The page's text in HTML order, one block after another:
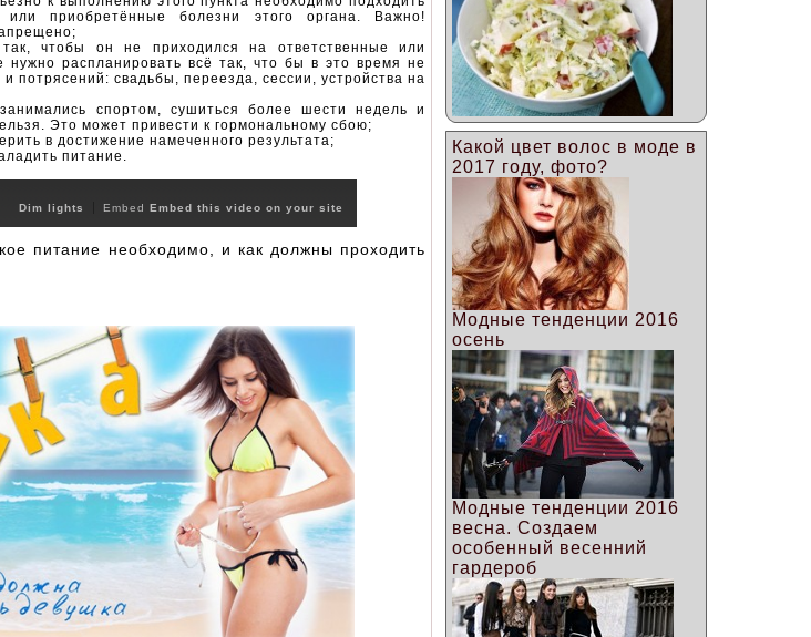
приобретённые болезни этого органа. Важно!
чтобы он не приходился на ответственные или
нужно распланировать всё так, что бы в это время не
потрясений: свадьбы, переезда, сессии, устройства на
спортом, сушиться более шести недель и
Это может привести к гормональному сбою;
в достижение намеченного результата;
питание.
Dim lights Embed Embed this video on your site
питание необходимо, и как должны проходить
Какой цвет волос в моде в
2017 году, фото?
Модные тенденции 2016
осень
Модные тенденции 2016
весна. Создаем
особенный весенний
гардероб